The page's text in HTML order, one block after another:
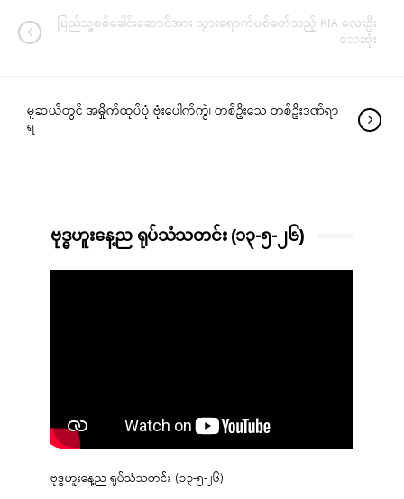
ပြည်သူ့စစ်ခေါင်းဆောင်အား သွားရောက်ပစ်ခတ်သည့် KIA လေးဦး
သေဆုံး
မူဆယ်တွင် အမှိုက်ထုပ်ပုံ ဗုံးပေါက်ကွဲ၊ တစ်ဦးသေ တစ်ဦးဒဏ်ရာ
ရ
ဗုဒ္ဓဟူးနေ့ည ရုပ်သံသတင်း (၁၃-၅-၂၆)
ဗုဒ္ဓဟူးနေ့ည ရုပ်သံသတင်း (၁၃-၅-၂၆)